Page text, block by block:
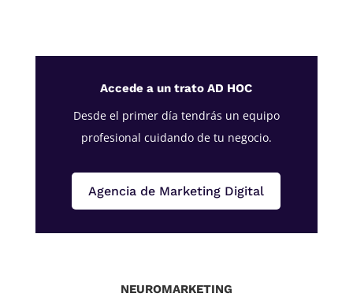
Accede a un trato AD HOC
Desde el primer día tendrás un equipo
profesional cuidando de tu negocio.
Agencia de Marketing Digital
NEUROMARKETING